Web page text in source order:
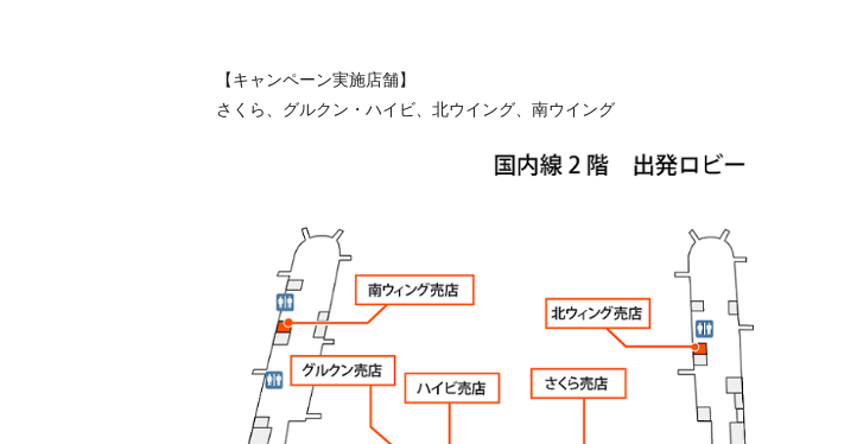
【キャンペーン実施店舗】
さくら、グルクン・ハイビ、北ウイング、南ウイング